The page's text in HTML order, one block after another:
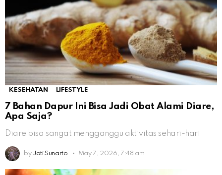
KESEHATAN LIFESTYLE
7 Bahan Dapur Ini Bisa Jadi Obat Alami Diare,
Apa Saja?
Diare bisa sangat mengganggu aktivitas sehari-hari
by Jati Sunarto May 7, 2026, 7:48 am